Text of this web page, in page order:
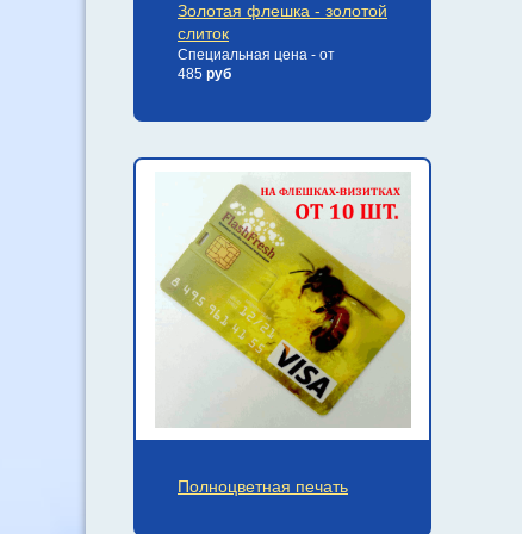
Золотая флешка - золотой
слиток
Специальная цена - от
485 руб
Полноцветная печать